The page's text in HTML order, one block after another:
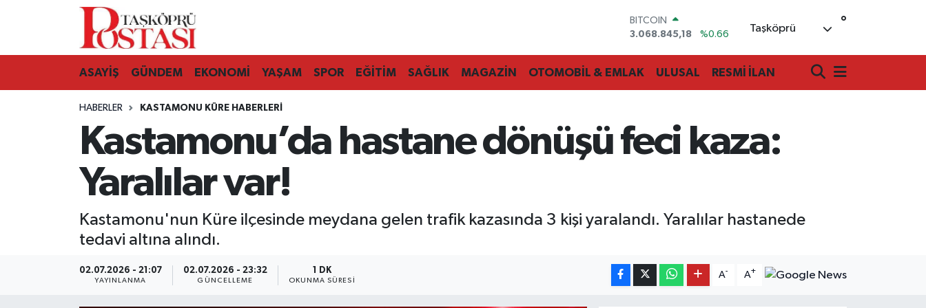
BITCOIN
3.068.845,18
%0.66
EURO
55,1336
%0.18
GRAM ALTIN
6527.85
%0.54
Taşköprü °
ASAYİŞ GÜNDEM EKONOMİ YAŞAM SPOR EĞİTİM SAĞLIK MAGAZİN OTOMOBİL & EMLAK ULUSAL RESMİ İLAN
HABERLER KASTAMONU KÜRE HABERLERI
Kastamonu’da hastane dönüşü feci kaza:
Yaralılar var!
Kastamonu'nun Küre ilçesinde meydana gelen trafik kazasında 3 kişi yaralandı. Yaralılar hastanede
tedavi altına alındı.
02.07.2026 - 21:07
YAYINLANMA
02.07.2026 - 23:32
GÜNCELLEME
1 DK
OKUNMA SÜRESI
A- A+
Kastamonu Vefat Edenler
Araç Haberleri
Azdavay Haberleri
Bozkurt Haberleri